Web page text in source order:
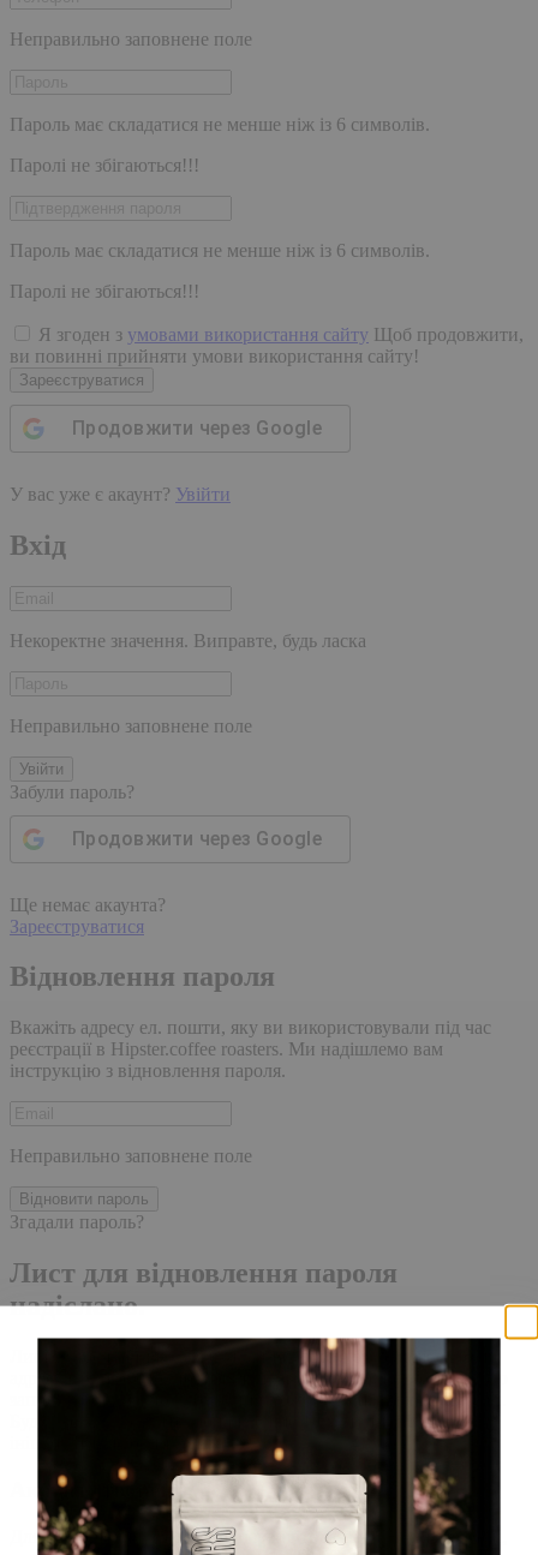
Неправильно заповнене поле
Пароль має складатися не менше ніж із 6 символів.
Паролі не збігаються!!!
Пароль має складатися не менше ніж із 6 символів.
Паролі не збігаються!!!
Я згоден з умовами використання сайту Щоб продовжити,
ви повинні прийняти умови використання сайту!
Зареєструватися
Продовжити через Google
У вас уже є акаунт? Увійти
Вхід
Некоректне значення. Виправте, будь ласка
Неправильно заповнене поле
Увійти
Забули пароль?
Продовжити через Google
Ще немає акаунта?
Зареєструватися
Відновлення пароля
Вкажіть адресу ел. пошти, яку ви використовували під час
реєстрації в Hipster.coffee roasters. Ми надішлемо вам
інструкцію з відновлення пароля.
Неправильно заповнене поле
Відновити пароль
Згадали пароль?
Лист для відновлення пароля
надіслано.
Лист із посиланням для скидання пароля було надіслано на
адресу електронної пошти, прив'язану до вашого облікового
запису, доставка повідомлення може зайняти кілька хвилин.
Будь ласка, зачекайте щонайменше 10 хвилин, перш ніж
ініціювати ще один запит.
Акаунт створено
Для завершення реєстрації, перейдіть за посиланням у листі,